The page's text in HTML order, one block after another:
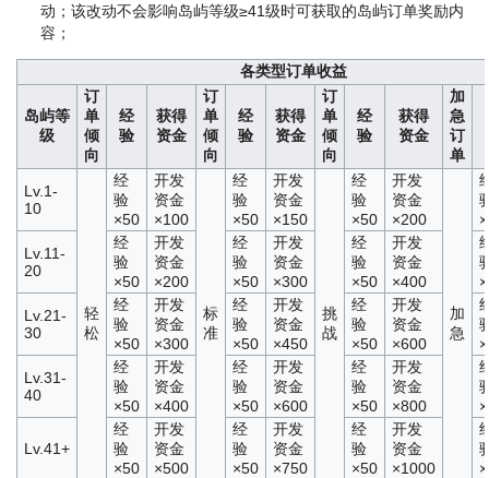
动；该改动不会影响岛屿等级≥41级时可获取的岛屿订单奖励内
容；
各类型订单收益
岛屿等
级
订
单
倾
向
经
验
获得
资金
订
单
倾
向
经
验
获得
资金
订
单
倾
向
经
验
获得
资金
加
急
订
单
Lv.1-
10
轻
松
经
验
×50
开发
资金
×100
标
准
经
验
×50
开发
资金
×150
挑
战
经
验
×50
开发
资金
×200
加
急
Lv.11-
20
经
验
×50
开发
资金
×200
经
验
×50
开发
资金
×300
经
验
×50
开发
资金
×400
Lv.21-
30
经
验
×50
开发
资金
×300
经
验
×50
开发
资金
×450
经
验
×50
开发
资金
×600
Lv.31-
40
经
验
×50
开发
资金
×400
经
验
×50
开发
资金
×600
经
验
×50
开发
资金
×800
Lv.41+
经
验
×50
开发
资金
×500
经
验
×50
开发
资金
×750
经
验
×50
开发
资金
×1000